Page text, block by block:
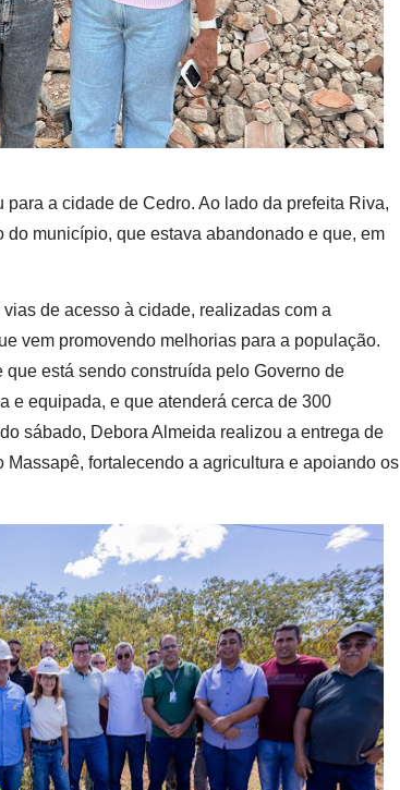
a cidade de Cedro. Ao lado da prefeita Riva,
município, que estava abandonado e que, em
de acesso à cidade, realizadas com a
vem promovendo melhorias para a população.
está sendo construída pelo Governo de
e equipada, e que atenderá cerca de 300
sábado, Debora Almeida realizou a entrega de
Massapê, fortalecendo a agricultura e apoiando os